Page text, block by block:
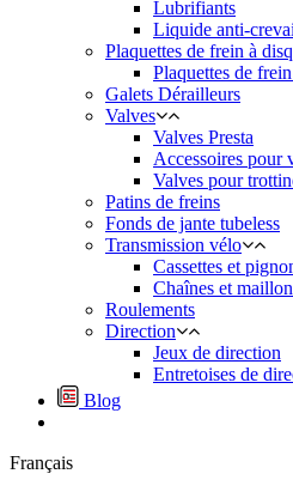
Lubrifiants
Liquide anti-
Plaquettes de frein à
Plaquettes de
Galets Dérailleurs
Valves
Valves Presta
Accessoires pour
Valves pour
Patins de freins
Fonds de jante tubeless
Transmission vélo
Cassettes et
Chaînes et
Roulements
Direction
Jeux de direction
Entretoises de
Blog
Français